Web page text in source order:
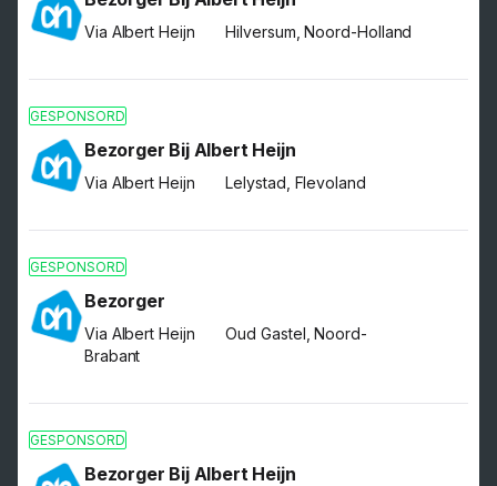
Via Albert Heijn Hilversum, Noord-Holland
GESPONSORD
Bezorger Bij Albert Heijn
Via Albert Heijn Lelystad, Flevoland
GESPONSORD
Bezorger
Via Albert Heijn
Oud Gastel, Noord-
Brabant
GESPONSORD
Bezorger Bij Albert Heijn